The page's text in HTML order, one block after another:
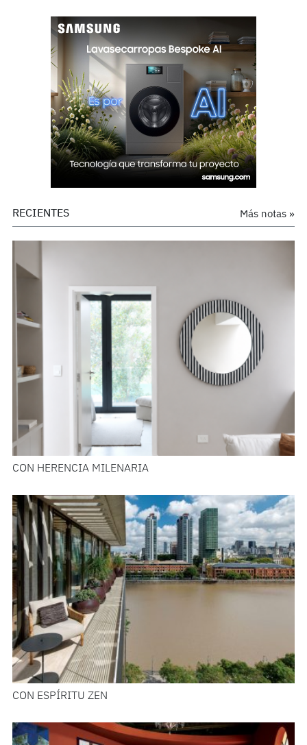
Más notas »
RECIENTES
CON HERENCIA MILENARIA
CON ESPÍRITU ZEN